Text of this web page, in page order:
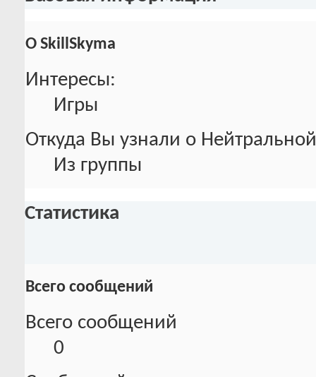
О SkillSkyma
Интересы:
Игры
Откуда Вы узнали о
Из группы
Статистика
Всего сообщений
Всего сообщений
0